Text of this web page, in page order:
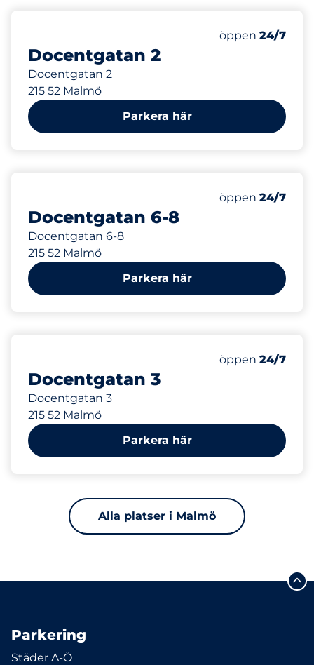
Docentgatan 2
Docentgatan 2
215 52 Malmö
Måndag
öppen 24/7
Parkera här
Docentgatan 6-8
Docentgatan 6-8
215 52 Malmö
Måndag
öppen 24/7
Parkera här
Docentgatan 3
Docentgatan 3
215 52 Malmö
Måndag
öppen 24/7
Parkera här
Alla platser i Malmö
Parkering
Städer A-Ö